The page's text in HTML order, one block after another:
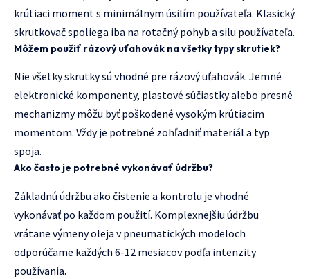
krútiaci moment s minimálnym úsilím používateľa. Klasický
skrutkovač spoliega iba na rotačný pohyb a silu používateľa.
Môžem použiť rázový uťahovák na všetky typy skrutiek?
Nie všetky skrutky sú vhodné pre rázový uťahovák. Jemné
elektronické komponenty, plastové súčiastky alebo presné
mechanizmy môžu byť poškodené vysokým krútiacim
momentom. Vždy je potrebné zohľadniť materiál a typ
spoja.
Ako často je potrebné vykonávať údržbu?
Základnú údržbu ako čistenie a kontrolu je vhodné
vykonávať po každom použití. Komplexnejšiu údržbu
vrátane výmeny oleja v pneumatických modeloch
odporúčame každých 6-12 mesiacov podľa intenzity
používania.